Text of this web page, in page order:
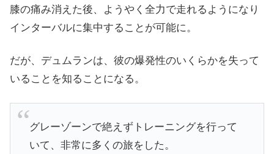
膝の痛み消えた後、ようやく全力で走れるようになり
インターバルに集中することが可能に。
だが、デュムランは、彼の爆発性のいくらかを失って
いることを知ることになる。
グレーゾーンで絶えずトレーニングを行って
いて、非常に多くの旅をした。